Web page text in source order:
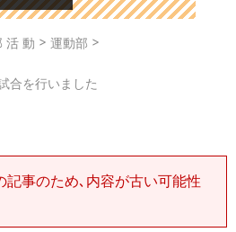
活 動 > 運動部 >
合を行いました
記事のため､内容が古い可能性